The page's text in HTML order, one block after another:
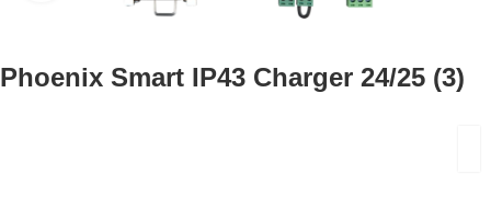
Phoenix Smart IP43 Charger 24/25 (3)